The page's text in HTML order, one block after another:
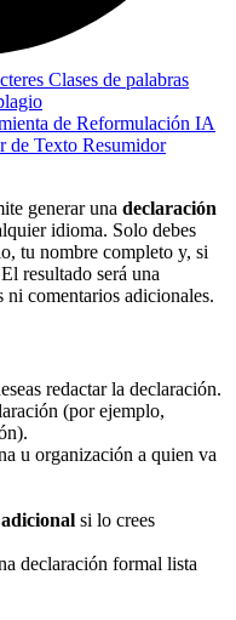
Clases de palabras
de Reformulación IA
de Texto Resumidor
generar una declaración
idioma. Solo debes
tu nombre completo y, si
resultado será una
comentarios adicionales.
redactar la declaración.
(por ejemplo,
u organización a quien va
si lo crees
declaración formal lista